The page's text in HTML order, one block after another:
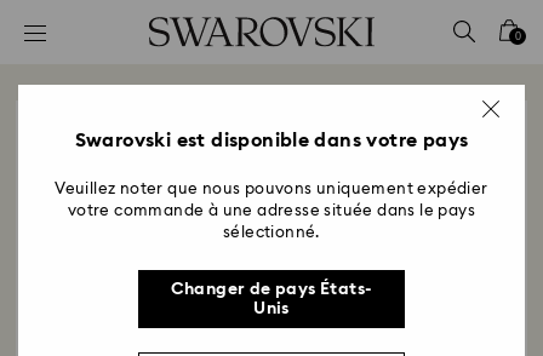
Accesskeys list
2 - Footer
0
ROGER ROY - GATINEAU
LES GALERIES DE HULL (LOC. 135) 320 BOUL. ST.
JOSEPH, J8Y 3Y8, GATINEAU, Quebec
Numéro de téléphone
Voir l'itinéraire
Swarovski est disponible dans votre pays
Veuillez noter que nous pouvons uniquement expédier
votre commande à une adresse située dans le pays
sélectionné.
Changer de pays États-
Unis